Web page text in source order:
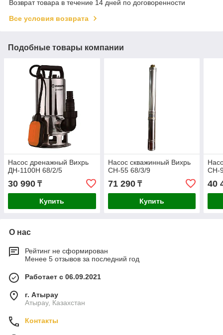
Возврат товара в течение 14 дней по договоренности
Все условия возврата
Подобные товары компании
Насос дренажный Вихрь
ДН-1100Н 68/2/5
30 990 ₸
Купить
Насос скважинный Вихрь
СН-55 68/3/9
71 290₸
Купить
СН-
40
О нас
Рейтинг не сформирован
Менее 5 отзывов за последний год
Работает с 06.09.2021
г. Атырау
Атырау, Казахстан
Контакты